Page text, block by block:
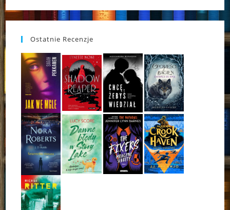
Ostatnie Recenzje